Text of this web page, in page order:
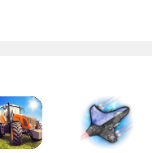
的不同层次都在等待您的
的特点完美弧线射出。
弹跳。